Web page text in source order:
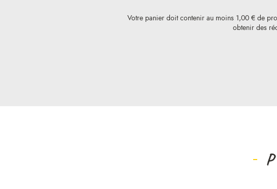
Votre panier doit contenir au moins 1,00 € de
obtenir des